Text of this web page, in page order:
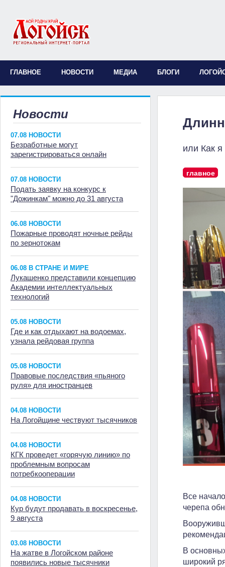
ГЛАВНОЕ НОВОСТИ МЕДИА БЛОГИ
Новости
07.08 НОВОСТИ
Безработные могут
зарегистрироваться онлайн
07.08 НОВОСТИ
Подать заявку на конкурс к
"Дожинкам" можно до 31 августа
06.08 НОВОСТИ
Пожарные проводят ночные рейды
по зернотокам
06.08 В СТРАНЕ И МИРЕ
Лукашенко представили концепцию
Академии интеллектуальных
технологий
05.08 НОВОСТИ
Где и как отдыхают на водоемах,
узнала рейдовая группа
05.08 НОВОСТИ
Правовые последствия «пьяного
руля» для иностранцев
04.08 НОВОСТИ
На Логойщине чествуют тысячников
04.08 НОВОСТИ
КГК проведет «горячую линию» по
проблемным вопросам
потребкооперации
04.08 НОВОСТИ
Кур будут продавать в воскресенье,
9 августа
03.08 НОВОСТИ
На жатве в Логойском районе
появились новые тысячники
или Как
главное
Все
черепа
В
широкий